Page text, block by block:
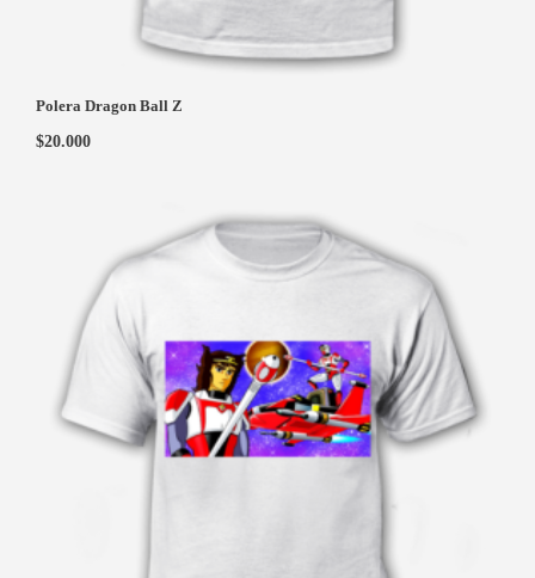
Polera Dragon Ball Z
$20.000